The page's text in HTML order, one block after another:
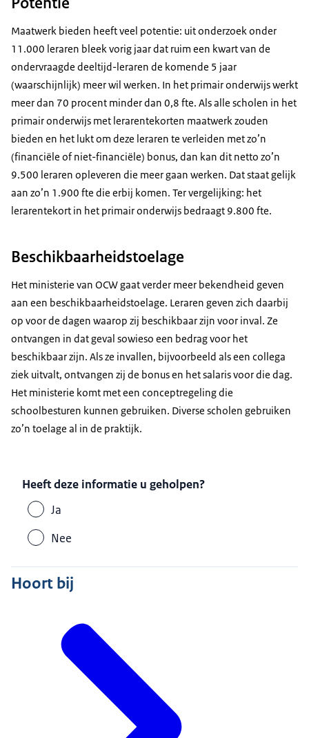
Maatwerk bieden heeft veel potentie: uit onderzoek onder
11.000 leraren bleek vorig jaar dat ruim een kwart van de
ondervraagde deeltijd-leraren de komende 5 jaar
(waarschijnlijk) meer wil werken. In het primair onderwijs werkt
meer dan 70 procent minder dan 0,8 fte. Als alle scholen in het
primair onderwijs met lerarentekorten maatwerk zouden
bieden en het lukt om deze leraren te verleiden met zo’n
(financiële of niet-financiële) bonus, dan kan dit netto zo’n
9.500 leraren opleveren die meer gaan werken. Dat staat gelijk
aan zo’n 1.900 fte die erbij komen. Ter vergelijking: het
lerarentekort in het primair onderwijs bedraagt 9.800 fte.
Beschikbaarheidstoelage
Het ministerie van OCW gaat verder meer bekendheid geven
aan een beschikbaarheidstoelage. Leraren geven zich daarbij
op voor de dagen waarop zij beschikbaar zijn voor inval. Ze
ontvangen in dat geval sowieso een bedrag voor het
beschikbaar zijn. Als ze invallen, bijvoorbeeld als een collega
ziek uitvalt, ontvangen zij de bonus en het salaris voor die dag.
Het ministerie komt met een conceptregeling die
schoolbesturen kunnen gebruiken. Diverse scholen gebruiken
zo’n toelage al in de praktijk.
Heeft deze informatie u geholpen?
Ja
Nee
Hoort bij